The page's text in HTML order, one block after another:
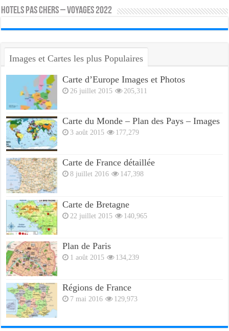
HOTELS PAS CHERS – VOYAGES 2022
Images et Cartes les plus Populaires
Carte d’Europe Images et Photos
26 juillet 2015 205,311
Carte du Monde – Plan des Pays – Images
3 août 2015 177,279
Carte de France détaillée
8 juillet 2016 147,398
Carte de Bretagne
22 juillet 2015 140,965
Plan de Paris
1 août 2015 134,239
Régions de France
7 mai 2016 129,973